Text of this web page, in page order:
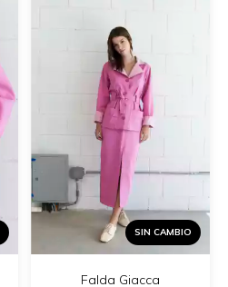
SIN CAMBIO
Falda Giacca